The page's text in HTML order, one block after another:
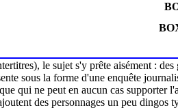
le sujet s'y prête aisément :
sous la forme d'une enquête
qui ne peut en aucun cas supporter
des personnages un peu